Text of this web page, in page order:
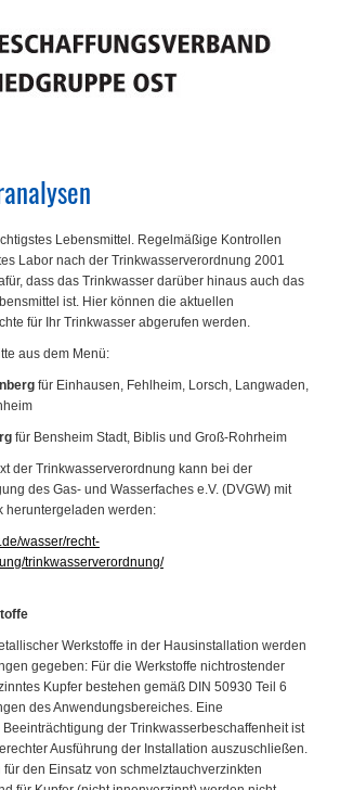
Lebensmittel. Regelmäßige Kontrollen
Labor nach der Trinkwasserverordnung 2001
dass das Trinkwasser darüber hinaus auch das
ist. Hier können die aktuellen
für Ihr Trinkwasser abgerufen werden.
aus dem Menü:
für Einhausen, Fehlheim, Lorsch, Langwaden,
für Bensheim Stadt, Biblis und Groß-Rohrheim
der Trinkwasserverordnung kann bei der
des Gas- und Wasserfaches e.V. (DVGW) mit
heruntergeladen werden:
wasser/recht-
trinkwasserverordnung/
Werkstoffe in der Hausinstallation werden
gegeben: Für die Werkstoffe nichtrostender
Kupfer bestehen gemäß DIN 50930 Teil 6
des Anwendungsbereiches. Eine
der Trinkwasserbeschaffenheit ist
Ausführung der Installation auszuschließen.
den Einsatz von schmelztauchverzinkten